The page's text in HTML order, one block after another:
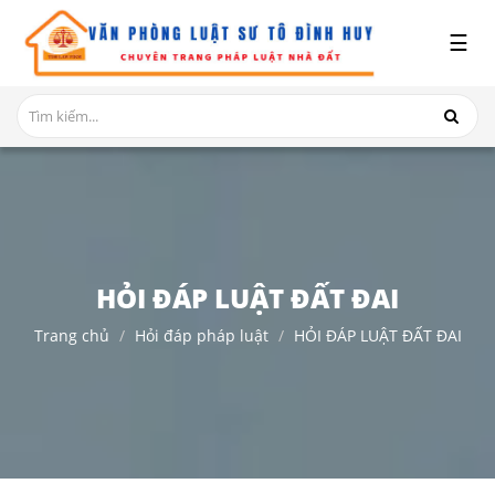
GIỚI
THIỆU
DỊCH
TỤC
☰
HỎI ĐÁP LUẬT ĐẤT ĐAI
Trang chủ Hỏi đáp pháp luật HỎI ĐÁP LUẬT ĐẤT ĐAI